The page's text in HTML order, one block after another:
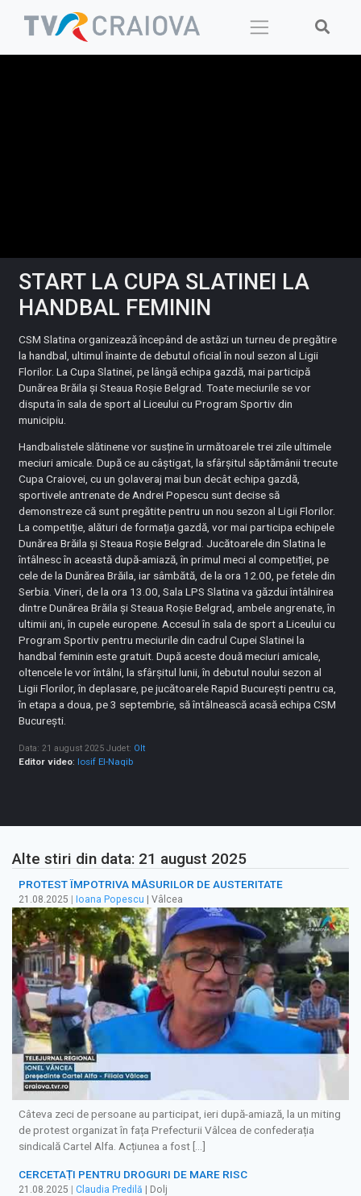
START LA CUPA SLATINEI LA
HANDBAL FEMININ
CSM Slatina organizează începând de astăzi un turneu de pregătire
la handbal, ultimul înainte de debutul oficial în noul sezon al Ligii
Florilor. La Cupa Slatinei, pe lângă echipa gazdă, mai participă
Dunărea Brăila și Steaua Roșie Belgrad. Toate meciurile se vor
disputa în sala de sport al Liceului cu Program Sportiv din
municipiu.
Handbalistele slătinene vor susține în următoarele trei zile ultimele
meciuri amicale. După ce au câștigat, la sfârșitul săptămânii trecute
Cupa Craiovei, cu un golaveraj mai bun decât echipa gazdă,
sportivele antrenate de Andrei Popescu sunt decise să
demonstreze că sunt pregătite pentru un nou sezon al Ligii Florilor.
La competiție, alături de formația gazdă, vor mai participa echipele
Dunărea Brăila și Steaua Roșie Belgrad. Jucătoarele din Slatina le
întâlnesc în această după-amiază, în primul meci al competiției, pe
cele de la Dunărea Brăila, iar sâmbătă, de la ora 12.00, pe fetele din
Serbia. Vineri, de la ora 13.00, Sala LPS Slatina va găzdui întâlnirea
dintre Dunărea Brăila și Steaua Roșie Belgrad, ambele angrenate, în
ultimii ani, în cupele europene. Accesul în sala de sport a Liceului cu
Program Sportiv pentru meciurile din cadrul Cupei Slatinei la
handbal feminin este gratuit. După aceste două meciuri amicale,
oltencele le vor întâlni, la sfârșitul lunii, în debutul noului sezon al
Ligii Florilor, în deplasare, pe jucătoarele Rapid București pentru ca,
în etapa a doua, pe 3 septembrie, să întâlnească acasă echipa CSM
București.
Data: 21 august 2025 Judet: Olt
Editor video: Iosif El-Naqib
Alte stiri din data: 21 august 2025
PROTEST ÎMPOTRIVA MĂSURILOR DE AUSTERITATE
21.08.2025 Ioana Popescu | Vâlcea
Câteva zeci de persoane au participat, ieri după-amiază, la un miting
de protest organizat în fața Prefecturii Vâlcea de confederația
sindicală Cartel Alfa. Acțiunea a fost […]
CERCETAȚI PENTRU DROGURI DE MARE RISC
21.08.2025 | Claudia Predilă | Dolj